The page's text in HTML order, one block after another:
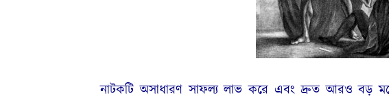
নাটকটি অসাধারণ সাফল্য লাভ করে এবং দ্রুত আরও বড়